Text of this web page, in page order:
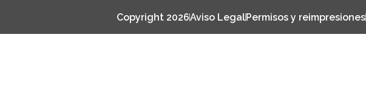
Copyright 2026Aviso LegalPermisos y reimpresiones